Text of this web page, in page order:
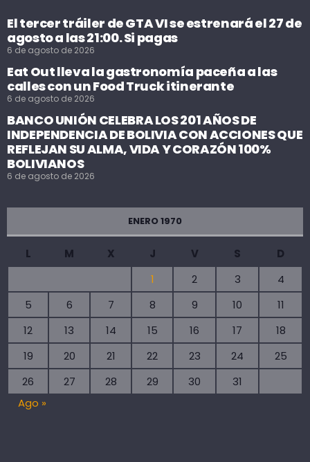
El tercer tráiler de GTA VI se estrenará el 27 de
agosto a las 21:00. Si pagas
6 de agosto de 2026
Eat Out lleva la gastronomía paceña a las
calles con un Food Truck itinerante
6 de agosto de 2026
BANCO UNIÓN CELEBRA LOS 201 AÑOS DE
INDEPENDENCIA DE BOLIVIA CON ACCIONES QUE
REFLEJAN SU ALMA, VIDA Y CORAZÓN 100%
BOLIVIANOS
6 de agosto de 2026
ENERO 1970
L M X J V S
D
1
2 3
4
5
6 7 8 9 10
11
12
13 14 15 16 17
18
19
20 21 22 23 24
25
26
27 28 29 30
31
Ago »